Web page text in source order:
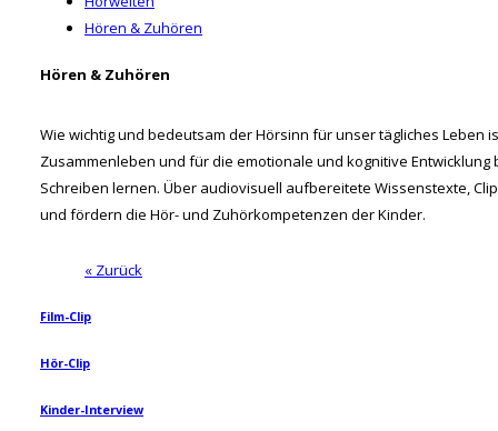
Hören & Zuhören
Hören & Zuhören
Wie wichtig und bedeutsam der Hörsinn für unser tägliches
Zusammenleben und für die emotionale und kognitive
Schreiben lernen. Über audiovisuell aufbereitete Wissenstexte,
und fördern die Hör- und Zuhörkompetenzen der Kinder.
« Zurück
Film-Clip
Hör-Clip
Kinder-Interview